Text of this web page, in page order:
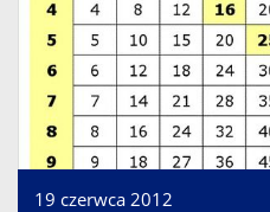
19 czerwca 2012